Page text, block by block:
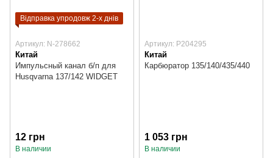
Відправка упродовж 2-х днів
Артикул: N-278662
Китай
Импульсный канал б/п для
Husqvarna 137/142 WIDGET
12 грн
В наличии
Артикул: P204295
Китай
Карбюратор 135/140/435/440
1 053 грн
В наличии